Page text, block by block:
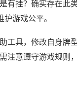
有挂？确实存在此
游戏公平。
工具，修改自身牌
注意遵守游戏规则